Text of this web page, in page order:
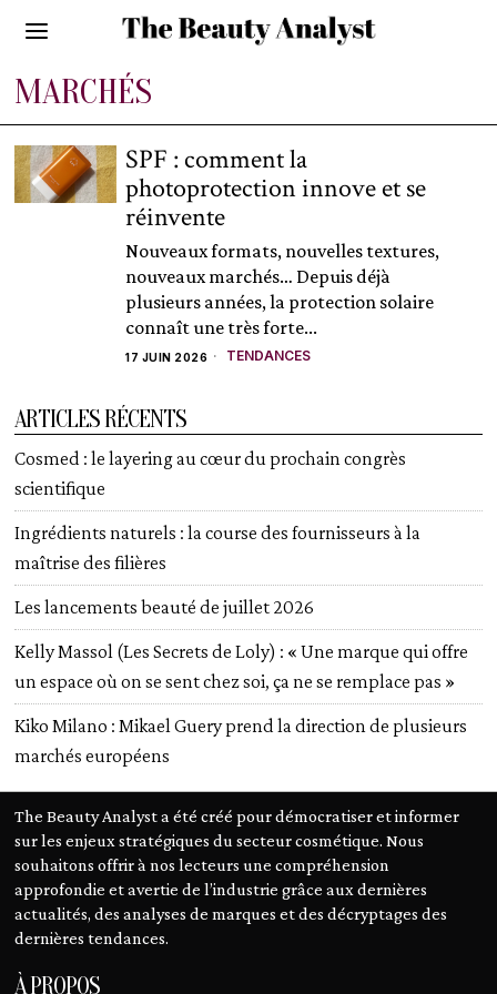
MARCHÉS
SPF : comment la
photoprotection innove et se
réinvente
Nouveaux formats, nouvelles textures,
nouveaux marchés… Depuis déjà
plusieurs années, la protection solaire
connaît une très forte...
17 JUIN 2026 TENDANCES
ARTICLES RÉCENTS
Cosmed : le layering au cœur du prochain congrès
scientifique
Ingrédients naturels : la course des fournisseurs à la
maîtrise des filières
Les lancements beauté de juillet 2026
Kelly Massol (Les Secrets de Loly) : « Une marque qui offre
un espace où on se sent chez soi, ça ne se remplace pas »
Kiko Milano : Mikael Guery prend la direction de plusieurs
marchés européens
The Beauty Analyst a été créé pour démocratiser et informer
sur les enjeux stratégiques du secteur cosmétique. Nous
souhaitons offrir à nos lecteurs une compréhension
approfondie et avertie de l’industrie grâce aux dernières
actualités, des analyses de marques et des décryptages des
dernières tendances.
À PROPOS